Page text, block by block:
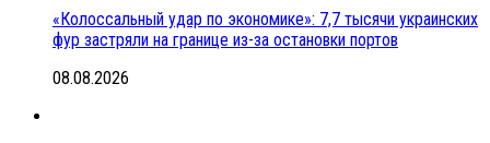
«Колоссальный удар по экономике»: 7,7 тысячи украинских
фур застряли на границе из-за остановки портов
08.08.2026